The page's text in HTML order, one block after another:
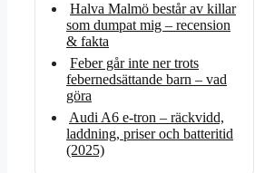
Halva Malmö består av killar
som dumpat mig – recension
& fakta
Feber går inte ner trots
febernedsättande barn – vad
göra
Audi A6 e-tron – räckvidd,
laddning, priser och batteritid
(2025)